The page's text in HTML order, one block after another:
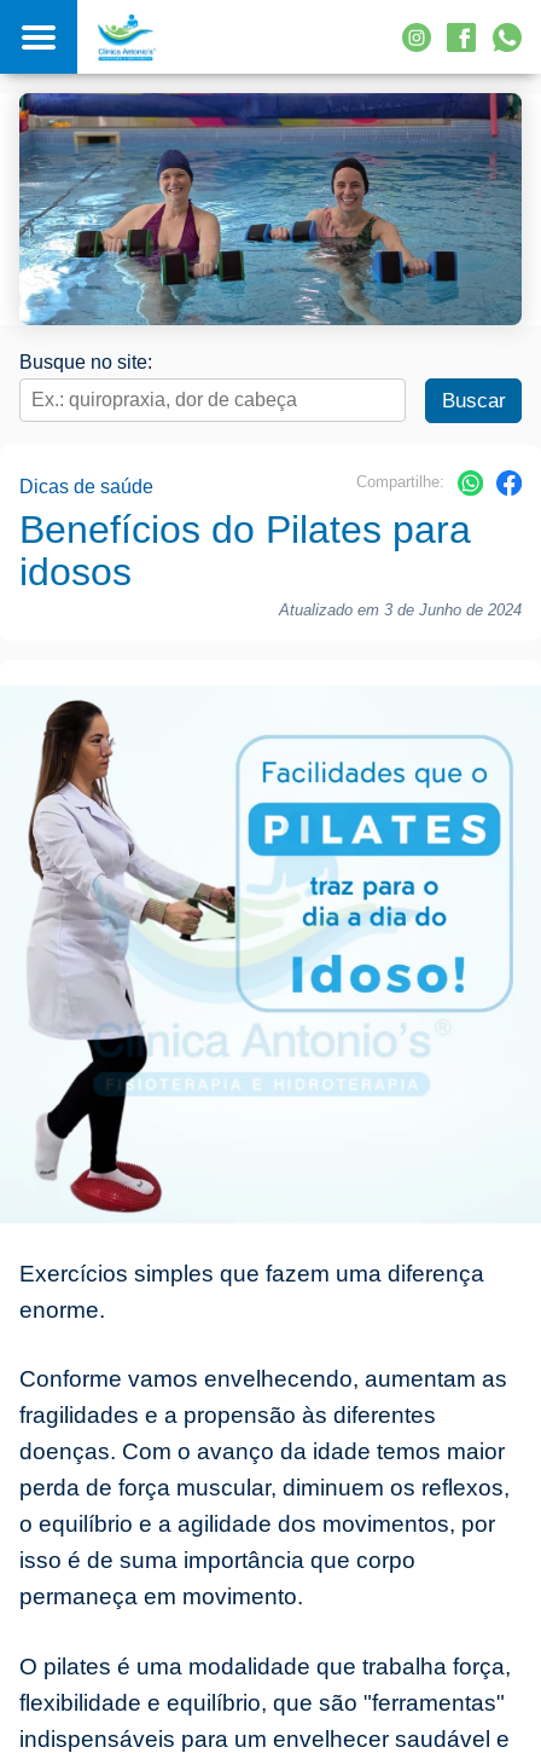
Busque no site:
Compartilhe:
Dicas de saúde
Benefícios do Pilates para
idosos
Atualizado em 3 de Junho de 2024
Exercícios simples que fazem uma diferença
enorme.
Conforme vamos envelhecendo, aumentam as
fragilidades e a propensão às diferentes
doenças. Com o avanço da idade temos maior
perda de força muscular, diminuem os reflexos,
o equilíbrio e a agilidade dos movimentos, por
isso é de suma importância que corpo
permaneça em movimento.
O pilates é uma modalidade que trabalha força,
flexibilidade e equilíbrio, que são "ferramentas"
indispensáveis para um envelhecer saudável e